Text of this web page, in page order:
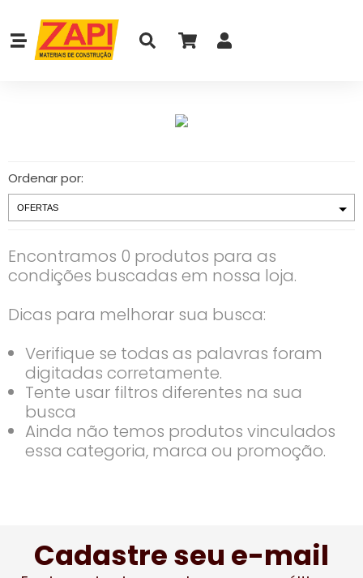
Ordenar por:
Encontramos 0 produtos para as
condições buscadas em nossa loja.
Dicas para melhorar sua busca:
Verifique se todas as palavras foram
digitadas corretamente.
Tente usar filtros diferentes na sua
busca
Ainda não temos produtos vinculados
essa categoria, marca ou promoção.
Cadastre seu e-mail